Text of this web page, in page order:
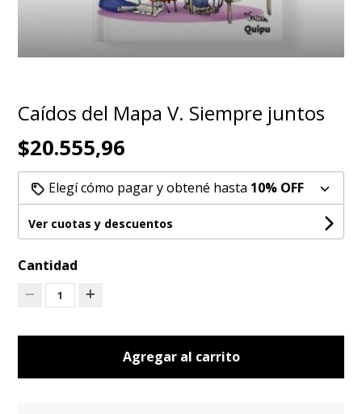
Caídos del Mapa V. Siempre juntos
$20.555,96
Elegí cómo pagar y obtené hasta 10% OFF
Ver cuotas y descuentos
Cantidad
1
Agregar al carrito